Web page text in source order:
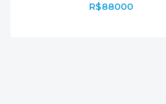
R$88000